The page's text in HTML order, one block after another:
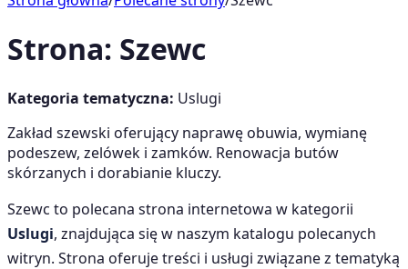
Strona: Szewc
Kategoria tematyczna: Uslugi
Zakład szewski oferujący naprawę obuwia, wymianę
podeszew, zelówek i zamków. Renowacja butów
skórzanych i dorabianie kluczy.
Szewc to polecana strona internetowa w kategorii
Uslugi, znajdująca się w naszym katalogu polecanych
witryn. Strona oferuje treści i usługi związane z tematyką